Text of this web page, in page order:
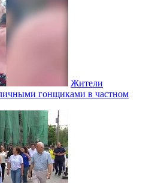
Жители
гонщиками в частном